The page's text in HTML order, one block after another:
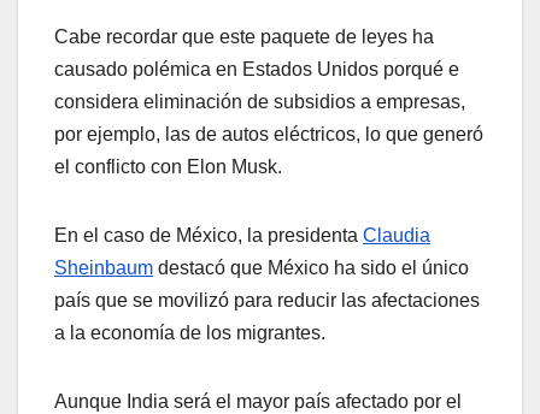
Cabe recordar que este paquete de leyes ha
causado polémica en Estados Unidos porqué e
considera eliminación de subsidios a empresas,
por ejemplo, las de autos eléctricos, lo que generó
el conflicto con Elon Musk.
En el caso de México, la presidenta Claudia
Sheinbaum destacó que México ha sido el único
país que se movilizó para reducir las afectaciones
a la economía de los migrantes.
Aunque India será el mayor país afectado por el